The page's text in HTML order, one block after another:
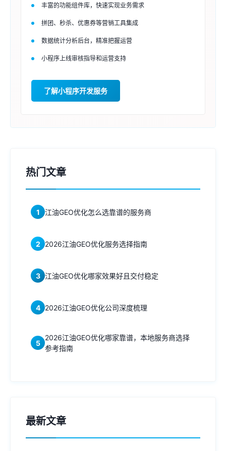
丰富的功能组件库，快速实现业务需求
拼团、秒杀、优惠券等营销工具集成
数据统计分析后台，精准把握运营
小程序上线审核指导和运营支持
了解小程序开发服务
热门文章
1 江油GEO优化怎么选靠谱的服务商
2 2026江油GEO优化服务选择指南
3 江油GEO优化哪家效果好且交付稳定
4 2026江油GEO优化公司深度梳理
5
2026江油GEO优化哪家靠谱，本地服务商选择
参考指南
最新文章